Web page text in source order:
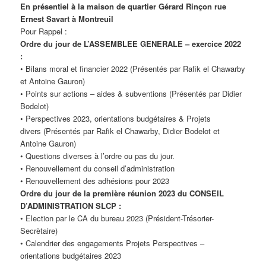
En présentiel à la maison de quartier Gérard Rinçon rue
Ernest Savart à Montreuil
Pour Rappel :
Ordre du jour de L’ASSEMBLEE GENERALE – exercice 2022
:
• Bilans moral et financier 2022 (Présentés par Rafik el Chawarby
et Antoine Gauron)
• Points sur actions – aides & subventions (Présentés par Didier
Bodelot)
• Perspectives 2023, orientations budgétaires & Projets
divers (Présentés par Rafik el Chawarby, Didier Bodelot et
Antoine Gauron)
• Questions diverses à l’ordre ou pas du jour.
• Renouvellement du conseil d’administration
• Renouvellement des adhésions pour 2023
Ordre du jour de la première réunion 2023 du CONSEIL
D’ADMINISTRATION SLCP :
• Election par le CA du bureau 2023 (Président-Trésorier-
Secrètaire)
• Calendrier des engagements Projets Perspectives –
orientations budgétaires 2023